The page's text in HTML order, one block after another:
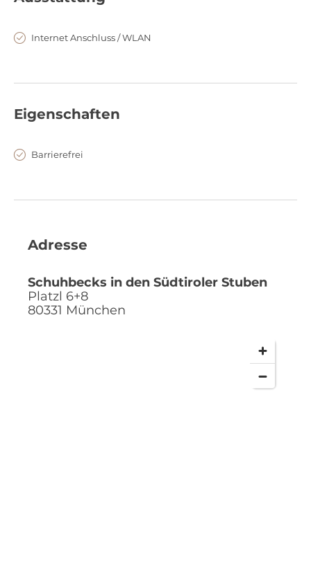
Internet Anschluss / WLAN
Eigenschaften
Barrierefrei
Adresse
Schuhbecks in den Südtiroler Stuben
Platzl 6+8
80331 München